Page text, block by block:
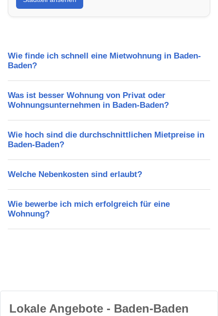
Freizeitmöglichkeiten und Mietpreise.
Wie finde ich schnell eine Mietwohnung in Baden-
Baden?
Was ist besser Wohnung von Privat oder
Wohnungsunternehmen in Baden-Baden?
Wie hoch sind die durchschnittlichen Mietpreise in
Baden-Baden?
Welche Nebenkosten sind erlaubt?
Wie bewerbe ich mich erfolgreich für eine
Wohnung?
Lokale Angebote - Baden-Baden